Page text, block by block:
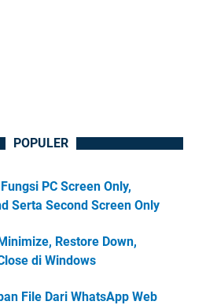
POPULER
PC Screen Only,
Serta Second Screen Only
Restore Down,
di Windows
File Dari WhatsApp Web